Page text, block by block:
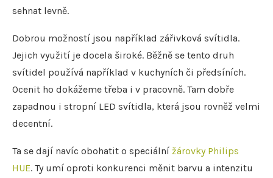
sehnat levně.
Dobrou možností jsou například zářivková svítidla.
Jejich využití je docela široké. Běžně se tento druh
svítidel používá například v kuchyních či předsíních.
Ocenit ho dokážeme třeba i v pracovně. Tam dobře
zapadnou i stropní LED svítidla, která jsou rovněž velmi
decentní.
Ta se dají navíc obohatit o speciální žárovky Philips
HUE. Ty umí oproti konkurenci měnit barvu a intenzitu